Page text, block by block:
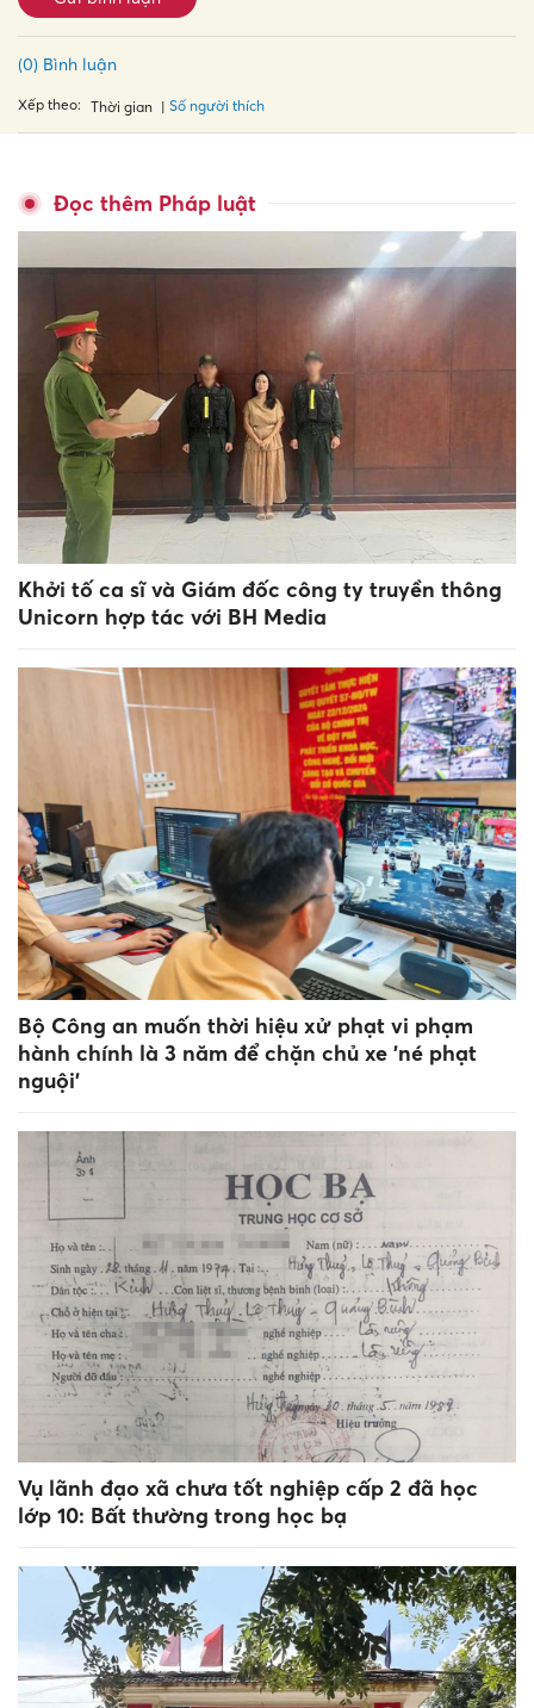
(0) Bình luận
Xếp theo: Thời gian Số người thích
Đọc thêm Pháp luật
Khởi tố ca sĩ và Giám đốc công ty truyền thông
Unicorn hợp tác với BH Media
Bộ Công an muốn thời hiệu xử phạt vi phạm
hành chính là 3 năm để chặn chủ xe 'né phạt
nguội’
Vụ lãnh đạo xã chưa tốt nghiệp cấp 2 đã học
lớp 10: Bất thường trong học bạ